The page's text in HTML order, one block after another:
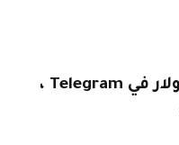
XAI لاستثمار 300 مليون دولار في Telegram ،